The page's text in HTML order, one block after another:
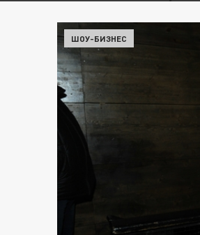
ШОУ-БИЗНЕС